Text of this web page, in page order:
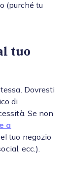
(purché tu
tuo
Dovresti
di
Se non
a
tuo negozio
ecc.).